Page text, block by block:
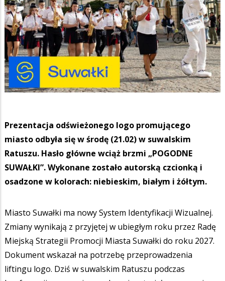
Prezentacja odświeżonego logo promującego
miasto odbyła się w środę (21.02) w suwalskim
Ratuszu. Hasło główne wciąż brzmi „POGODNE
SUWAŁKI”. Wykonane zostało autorską czcionką i
osadzone w kolorach: niebieskim, białym i żółtym.
Miasto Suwałki ma nowy System Identyfikacji Wizualnej.
Zmiany wynikają z przyjętej w ubiegłym roku przez Radę
Miejską Strategii Promocji Miasta Suwałki do roku 2027.
Dokument wskazał na potrzebę przeprowadzenia
liftingu logo. Dziś w suwalskim Ratuszu podczas